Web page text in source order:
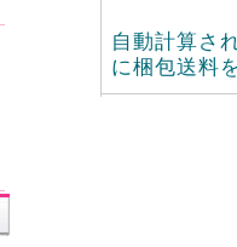
自動計算さ
に梱包送料